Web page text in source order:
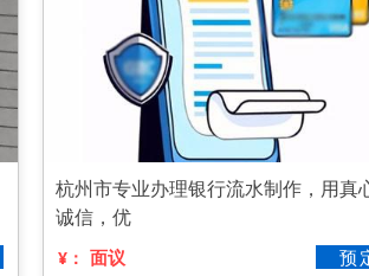
杭州市专业办理银行流水制作，用真
诚信，优
¥： 面议 预